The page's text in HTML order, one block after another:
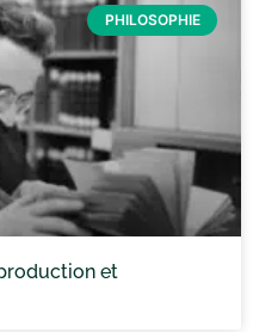
PHILOSOPHIE
et